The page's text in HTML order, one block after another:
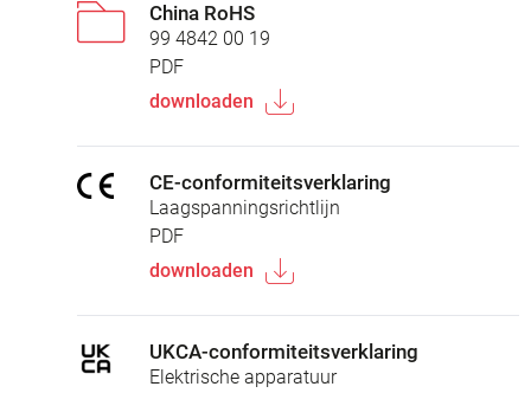
China RoHS
99 4842 00 19
PDF
downloaden
CE-conformiteitsverklaring
Laagspanningsrichtlijn
PDF
downloaden
UKCA-conformiteitsverklaring
Elektrische apparatuur